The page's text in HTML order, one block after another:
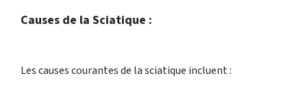
Causes de la Sciatique :
Les causes courantes de la sciatique incluent :